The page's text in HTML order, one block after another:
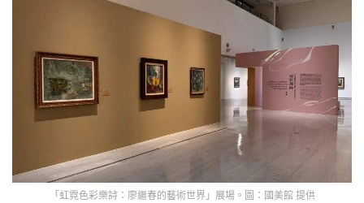
「虹霓色彩樂詩：廖繼春的藝術世界」展場。圖：國美館 提供